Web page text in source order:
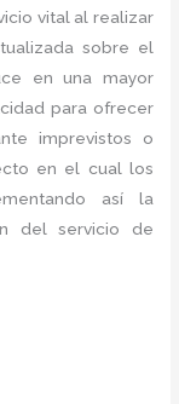
vital al realizar
sobre el
en una mayor
para ofrecer
imprevistos o
en el cual los
así la
del servicio de